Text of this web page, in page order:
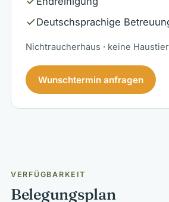
Deutschsprachige
Nichtraucherhaus · keine
Wunschtermin anfragen
VERFÜGBARKEIT
Belegungsplan